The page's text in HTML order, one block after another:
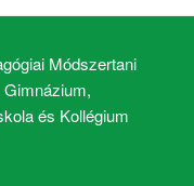
Módszertani
és Kollégium